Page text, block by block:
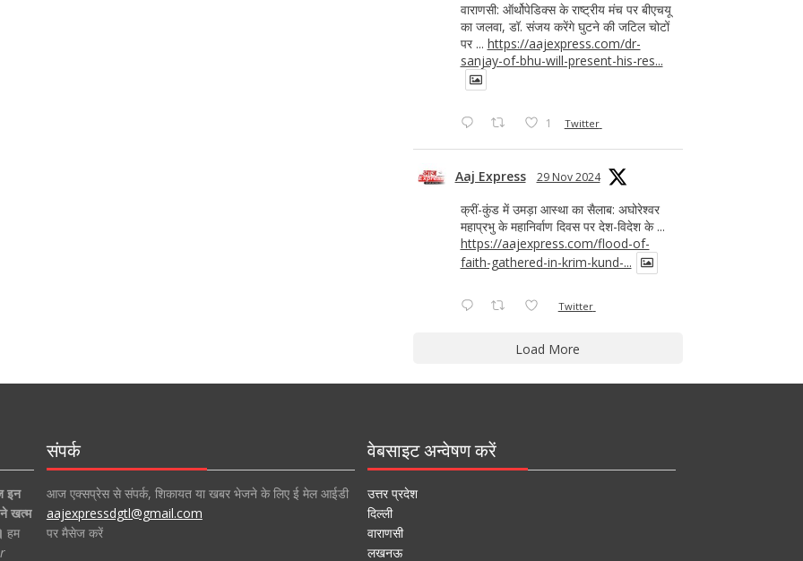
वाराणसी: ऑर्थोपेडिक्स के राष्ट्रीय मंच पर बीएचयू
का जलवा, डॉ. संजय करेंगे घुटने की जटिल चोटों
पर ... https://aajexpress.com/dr-
sanjay-of-bhu-will-present-his-res...
1 Twitter
Aaj Express 29 Nov 2024
क्रीं-कुंड में उमड़ा आस्था का सैलाब: अघोरेश्वर
महाप्रभु के महानिर्वाण दिवस पर देश-विदेश के ...
https://aajexpress.com/flood-of-
faith-gathered-in-krim-kund-...
Twitter
Load More
इन
खत्म
हम
संपर्क
आज एक्सप्रेस से संपर्क, शिकायत या खबर भेजने के लिए ई मेल आईडी
aajexpressdgtl@gmail.com
पर मैसेज करें
वेबसाइट अन्वेषण करें
उत्तर प्रदेश
दिल्ली
वाराणसी
लखनऊ